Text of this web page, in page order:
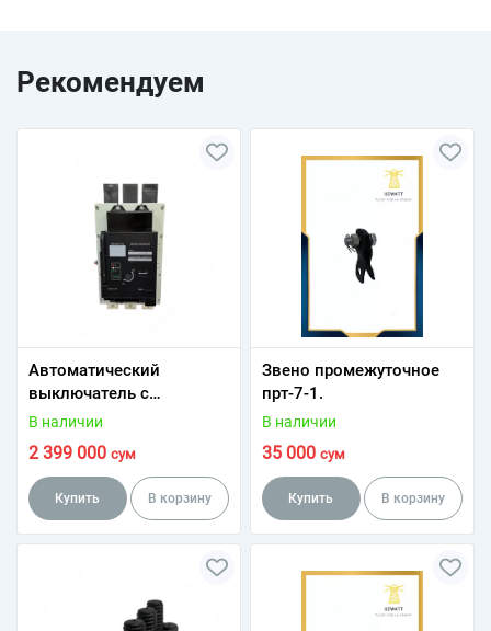
Рекомендуем
Автоматический
выключатель с
электроприводом 630-
В наличии
2 399 000 сум
Купить В корзину
Звено промежуточное
прт-7-1.
В наличии
35 000 сум
Купить В корзину